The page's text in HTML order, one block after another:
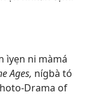
ìyẹn ni màmá
Ages, nígbà tó
Drama of